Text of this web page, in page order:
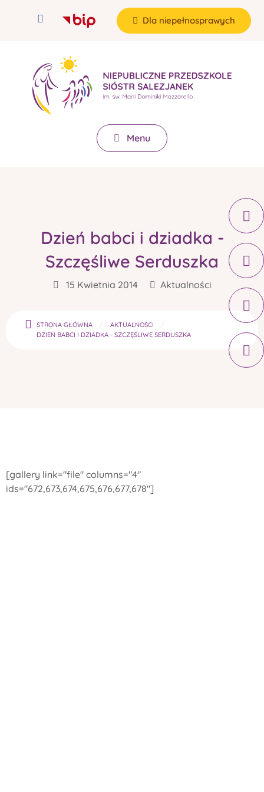
Dla niepełnosprawych
Menu
Dzień babci i dziadka -
Szczęśliwe Serduszka
15 Kwietnia 2014 Aktualności
STRONA GŁÓWNA
AKTUALNOŚCI
DZIEŃ BABCI I DZIADKA - SZCZĘŚLIWE SERDUSZKA
[gallery link="file" columns="4"
ids="672,673,674,675,676,677,678"]